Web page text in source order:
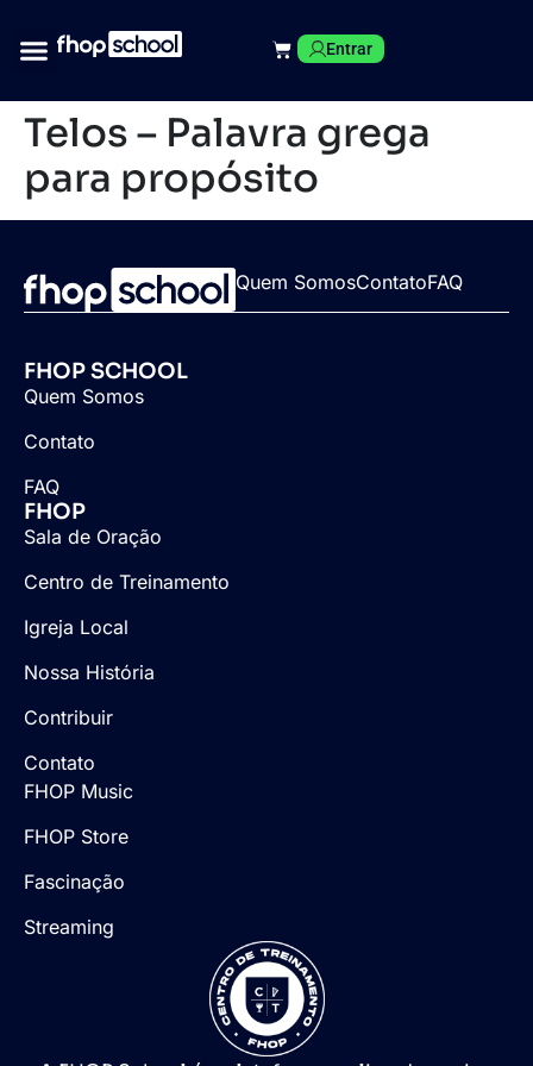
Entrar
Telos – Palavra grega
para propósito
Quem SomosContatoFAQ
FHOP SCHOOL
Quem Somos
Contato
FAQ
FHOP
Sala de Oração
Centro de Treinamento
Igreja Local
Nossa História
Contribuir
Contato
FHOP Music
FHOP Store
Fascinação
Streaming